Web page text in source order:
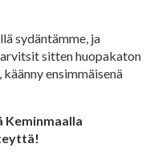
sydäntämme, ja
sitten huopakaton
ensimmäisenä
Keminmaalla